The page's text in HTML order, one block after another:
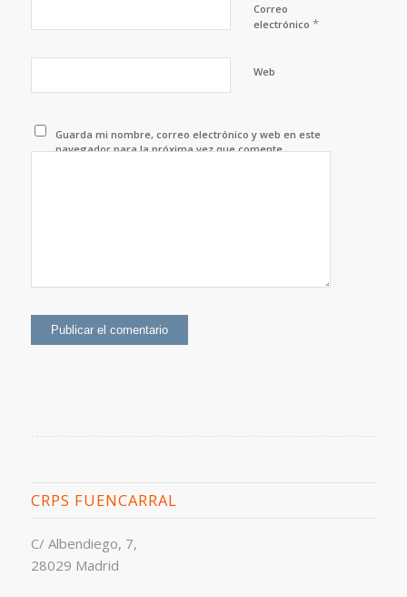
Correo
electrónico *
Web
Guarda mi nombre, correo electrónico y web en este
navegador para la próxima vez que comente.
CRPS FUENCARRAL
C/ Albendiego, 7,
28029 Madrid